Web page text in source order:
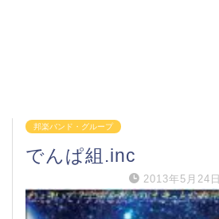
邦楽バンド・グループ
でんぱ組.inc
2013年5月24日